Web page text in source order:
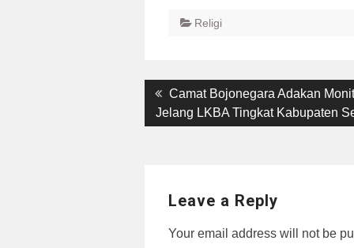
Religi
Post
navigation
Previous
post:
Camat Bojonegara Adakan
Jelang LKBA Tingkat Kabupaten
Leave a Reply
Your email address will not be